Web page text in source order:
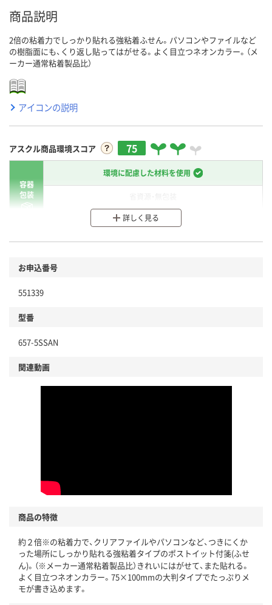
商品説明
2倍の粘着力でしっかり貼れる強粘着ふせん。パソコンやファイルなど
の樹脂面にも、くり返し貼ってはがせる。よく目立つネオンカラー。（メ
ーカー通常粘着製品比）
アイコンの説明
アスクル商品環境スコア 75
容器
包装
環境に配慮した材料を使用
分別・リサイクルしやすい設計
商品
本体
仕組
詳しく見る
お申込番号
551339
型番
657-5SSAN
関連動画
商品の特徴
約２倍※の粘着力で、クリアファイルやパソコンなど、つきにくか
った場所にしっかり貼れる強粘着タイプのポストイット付箋(ふせ
ん)。（※メーカー通常粘着製品比）きれいにはがせて、また貼れる。
よく目立つネオンカラー。75×100mmの大判タイプでたっぷりメ
モが書き込めます。